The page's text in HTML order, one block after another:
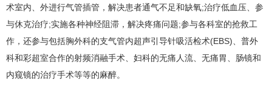
术室内、外进行气管插管，解决患者通气不足和缺氧;治疗低血压、参
与休克治疗;实施各种神经阻滞，解决疼痛问题;参与各科室的抢救工
作，还参与包括胸外科的支气管内超声引导针吸活检术(EBS)、普外
科和彩超室合作的射频消融手术、妇科的无痛人流、无痛胃、肠镜和
内窥镜的治疗手术等等的麻醉。